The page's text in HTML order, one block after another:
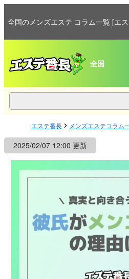
全国のメンズエステ コラム一覧 [エ
全国
エステ番長 メンズエステコラム
2025/02/07 12:00 更新